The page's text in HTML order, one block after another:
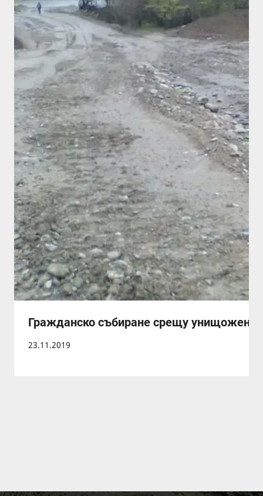
Гражданско събиране срещу
23.11.2019